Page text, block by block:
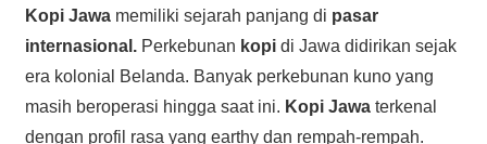
Kopi Jawamemiliki sejarah panjang di pasar
internasional.Perkebunan kopidi Jawa didirikan sejak
era kolonial Belanda. Banyak perkebunan kuno yang
masih beroperasi hingga saat ini. Kopi Jawaterkenal
dengan profil rasa yang earthy dan rempah-rempah.